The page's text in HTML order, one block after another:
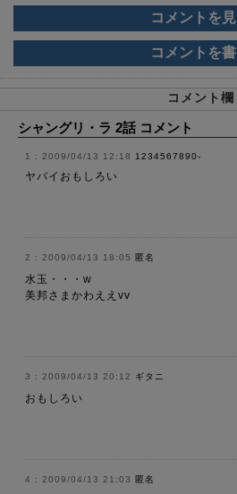
コメントを
コメントを書
コメント欄
シャングリ・ラ 2話 コメント
2009/04/13 12:18 1234567890-
ヤバイおもしろい
2009/04/13 18:05 匿名
水玉・・・w
美邦さまかわええvv
2009/04/13 20:12 ギタニ
おもしろい
2009/04/13 21:03 匿名